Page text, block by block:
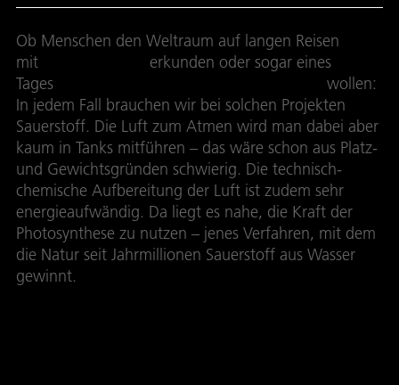
Ob Menschen den Weltraum auf langen Reisen
mit
erkunden oder sogar eines
Tages
wollen:
In jedem Fall brauchen wir bei solchen Projekten
Sauerstoff. Die Luft zum Atmen wird man dabei aber
kaum in Tanks mitführen – das wäre schon aus Platz-
und Gewichtsgründen schwierig. Die technisch-
chemische Aufbereitung der Luft ist zudem sehr
energieaufwändig. Da liegt es nahe, die Kraft der
Photosynthese zu nutzen – jenes Verfahren, mit dem
die Natur seit Jahrmillionen Sauerstoff aus Wasser
gewinnt.